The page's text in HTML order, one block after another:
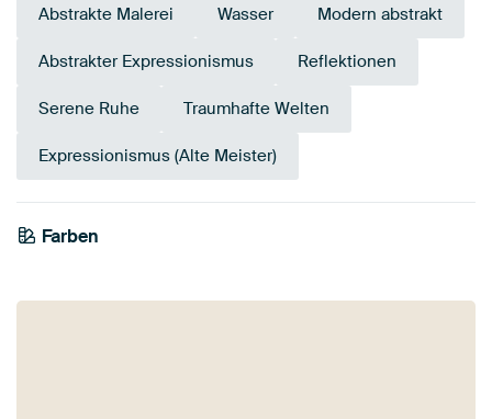
Abstrakte Malerei Wasser Modern abstrakt
Abstrakter Expressionismus Reflektionen
Serene Ruhe Traumhafte Welten
Expressionismus (Alte Meister)
Farben
Grau
Mauve